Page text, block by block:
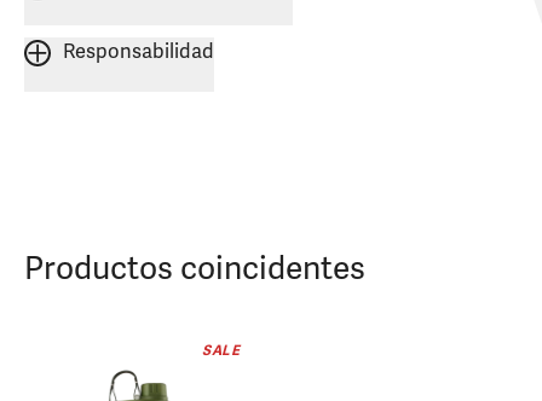
Responsabilidad
Productos coincidentes
SALE